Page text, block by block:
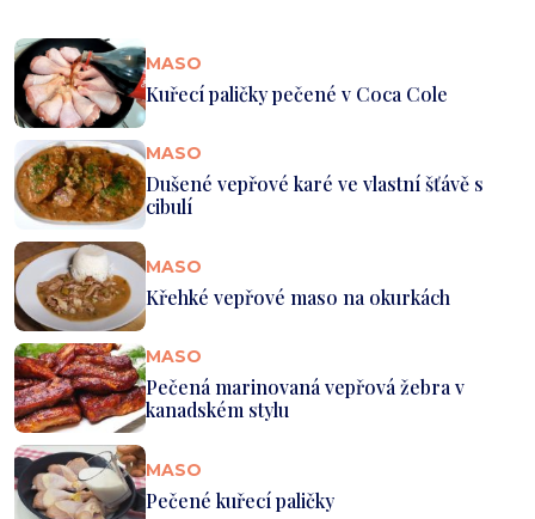
MASO
Kuřecí paličky pečené v Coca Cole
MASO
Dušené vepřové karé ve vlastní šťávě s
cibulí
MASO
Křehké vepřové maso na okurkách
MASO
Pečená marinovaná vepřová žebra v
kanadském stylu
MASO
Pečené kuřecí paličky